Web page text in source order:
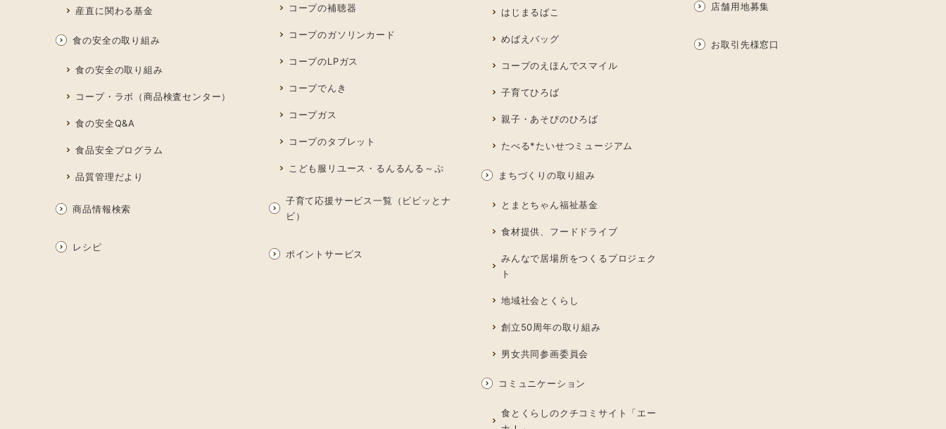
産直に関わる基金
食の安全の取り組み
食の安全の取り組み
コープ・ラボ（商品検査センター）
食の安全Q&A
食品安全プログラム
品質管理だより
商品情報検索
レシピ
コープの補聴器
コープのガソリンカード
コープのLPガス
コープでんき
コープガス
コープのタブレット
こども服リユース・るんるんる～ぷ
子育て応援サービス一覧（ビビッとナ
ビ）
ポイントサービス
はじまるばこ
めばえバッグ
コープのえほんでスマイル
子育てひろば
親子・あそびのひろば
たべる*たいせつミュージアム
まちづくりの取り組み
とまとちゃん福祉基金
食材提供、フードドライブ
みんなで居場所をつくるプロジェク
ト
地域社会とくらし
創立50周年の取り組み
男女共同参画委員会
コミュニケーション
食とくらしのクチコミサイト「エー
店舗用地募集
お取引先様窓口